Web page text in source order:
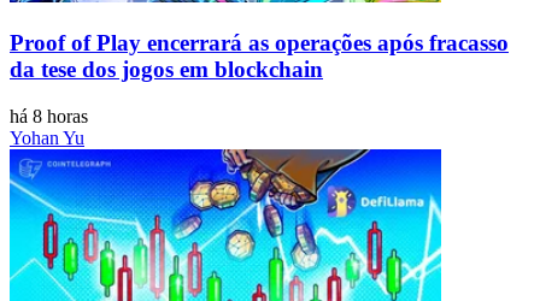
Proof of Play encerrará as operações após fracasso
da tese dos jogos em blockchain
há 8 horas
Yohan Yu